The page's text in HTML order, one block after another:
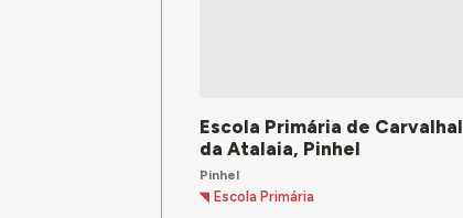
Escola Primária de Carvalhal
da Atalaia, Pinhel
Pinhel
Escola Primária